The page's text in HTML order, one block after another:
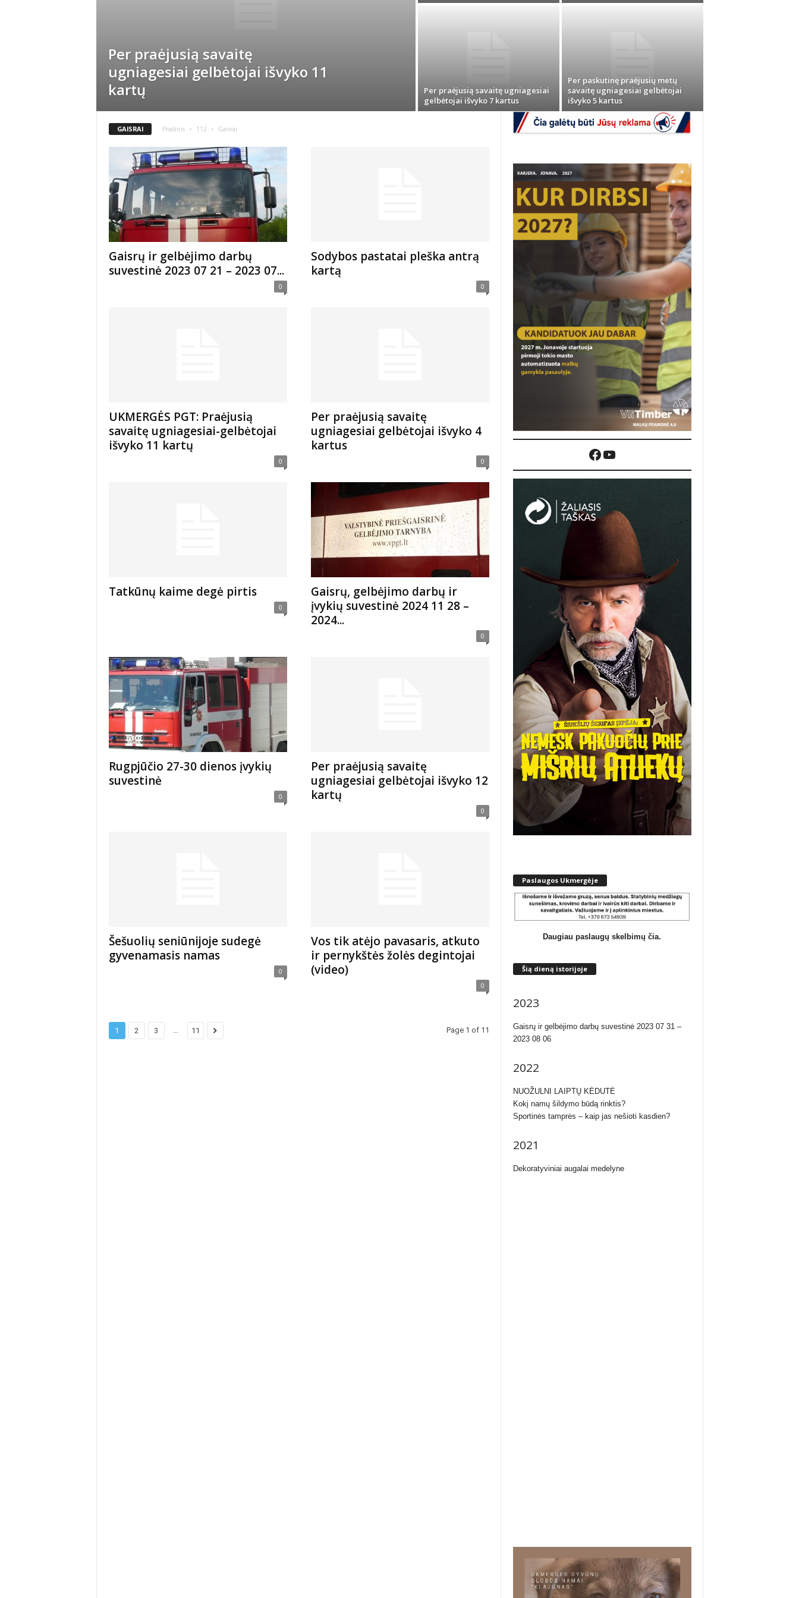
Per praėjusią savaitę
ugniagesiai gelbėtojai išvyko 11
kartų
Per praėjusią savaitę ugniagesiai
gelbėtojai išvyko 7 kartus
Per paskutinę praėjusių metų
savaitę ugniagesiai gelbėtojai
išvyko 5 kartus
GAISRAI Pradinis 112 Gaisrai
Gaisrų ir gelbėjimo darbų
suvestinė 2023 07 21 – 2023 07...
0
Sodybos pastatai pleška antrą
kartą
0
UKMERGĖS PGT: Praėjusią
savaitę ugniagesiai-gelbėtojai
išvyko 11 kartų
0
Per praėjusią savaitę
ugniagesiai gelbėtojai išvyko 4
kartus
0
Tatkūnų kaime degė pirtis
0
Gaisrų, gelbėjimo darbų ir
įvykių suvestinė 2024 11 28 –
2024...
0
Rugpjūčio 27-30 dienos įvykių
suvestinė
0
Per praėjusią savaitę
ugniagesiai gelbėtojai išvyko 12
kartų
0
Šešuolių seniūnijoje sudegė
gyvenamasis namas
0
Vos tik atėjo pavasaris, atkuto
ir pernykštės žolės degintojai
(video)
0
1 2 3 11 Page 1 of 11
Facebook YouTube
Paslaugos Ukmergėje
Daugiau paslaugų skelbimų čia.
Šią dieną istorijoje
2023
Gaisrų ir gelbėjimo darbų suvestinė 2023 07 31 –
2023 08 06
2022
NUOŽULNI LAIPTŲ KĖDUTĖ
Kokį namų šildymo būdą rinktis?
Sportinės tamprės – kaip jas nešioti kasdien?
2021
Dekoratyviniai augalai medelyne